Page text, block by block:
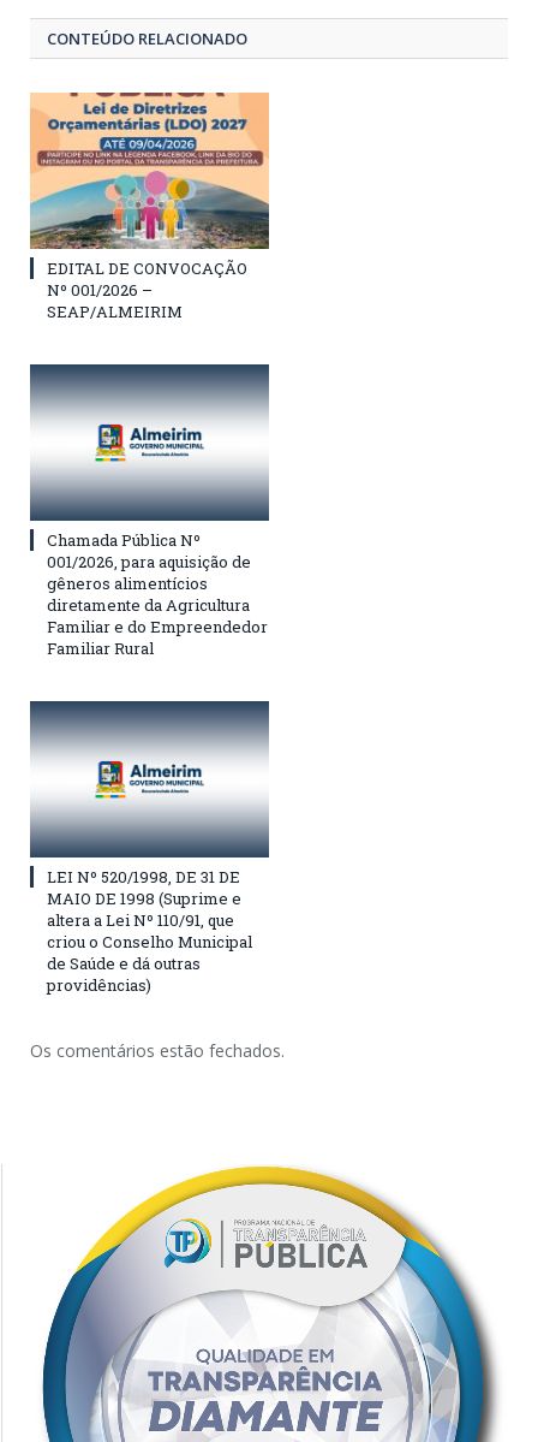
CONTEÚDO RELACIONADO
EDITAL DE CONVOCAÇÃO
Nº 001/2026 –
SEAP/ALMEIRIM
Chamada Pública Nº
001/2026, para aquisição de
gêneros alimentícios
diretamente da Agricultura
Familiar e do Empreendedor
Familiar Rural
LEI Nº 520/1998, DE 31 DE
MAIO DE 1998 (Suprime e
altera a Lei Nº 110/91, que
criou o Conselho Municipal
de Saúde e dá outras
providências)
Os comentários estão fechados.